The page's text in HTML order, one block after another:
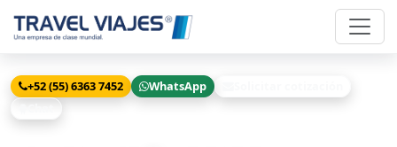
+52 (55) 6363 7452 WhatsApp